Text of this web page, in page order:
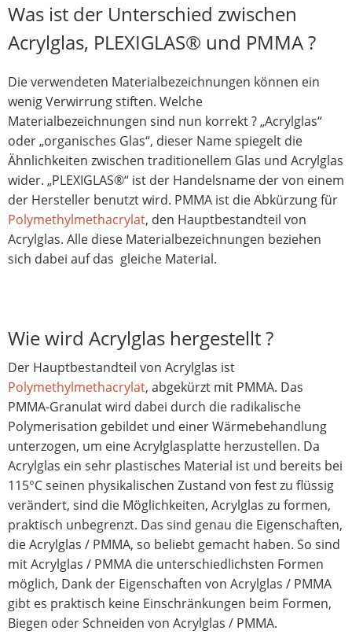
Was ist der Unterschied zwischen
Acrylglas, PLEXIGLAS® und PMMA ?
Die verwendeten Materialbezeichnungen können ein
wenig Verwirrung stiften. Welche
Materialbezeichnungen sind nun korrekt ? „Acrylglas“
oder „organisches Glas“, dieser Name spiegelt die
Ähnlichkeiten zwischen traditionellem Glas und Acrylglas
wider. „PLEXIGLAS®“ ist der Handelsname der von einem
der Hersteller benutzt wird. PMMA ist die Abkürzung für
Polymethylmethacrylat, den Hauptbestandteil von
Acrylglas. Alle diese Materialbezeichnungen beziehen
sich dabei auf das gleiche Material.
Wie wird Acrylglas hergestellt ?
Der Hauptbestandteil von Acrylglas ist
Polymethylmethacrylat, abgekürzt mit PMMA. Das
PMMA-Granulat wird dabei durch die radikalische
Polymerisation gebildet und einer Wärmebehandlung
unterzogen, um eine Acrylglasplatte herzustellen. Da
Acrylglas ein sehr plastisches Material ist und bereits bei
115°C seinen physikalischen Zustand von fest zu flüssig
verändert, sind die Möglichkeiten, Acrylglas zu formen,
praktisch unbegrenzt. Das sind genau die Eigenschaften,
die Acrylglas / PMMA, so beliebt gemacht haben. So sind
mit Acrylglas / PMMA die unterschiedlichsten Formen
möglich, Dank der Eigenschaften von Acrylglas / PMMA
gibt es praktisch keine Einschränkungen beim Formen,
Biegen oder Schneiden von Acrylglas / PMMA.